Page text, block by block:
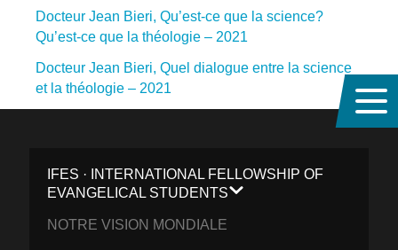
Docteur Jean Bieri, Qu’est-ce que la science?
Qu’est-ce que la théologie – 2021
Docteur Jean Bieri, Quel dialogue entre la science
et la théologie – 2021
IFES · INTERNATIONAL FELLOWSHIP OF
EVANGELICAL STUDENTS
NOTRE VISION MONDIALE